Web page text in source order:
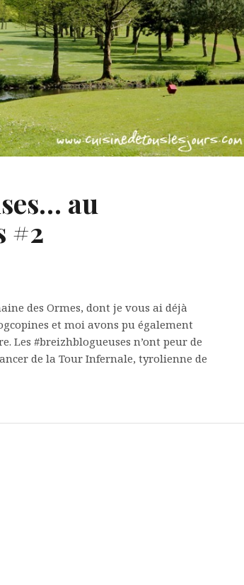
au
#2
des Ormes, dont je vous ai déjà
et moi avons pu également
Les #breizhblogueuses n’ont peur de
de la Tour Infernale, tyrolienne de